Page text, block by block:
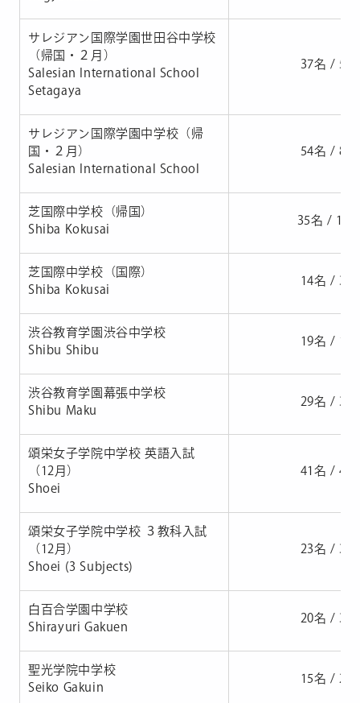
サレジアン国際学園世田谷中学校
（帰国・２月）
Salesian International School
Setagaya
37名 / 56
サレジアン国際学園中学校（帰
国・２月）
Salesian International School
54名 / 87
芝国際中学校（帰国）
Shiba Kokusai
35名 / 102
芝国際中学校（国際）
Shiba Kokusai
14名 / 39
渋谷教育学園渋谷中学校
Shibu Shibu
19名 / 19
渋谷教育学園幕張中学校
Shibu Maku
29名 / 34
頌栄女子学院中学校 英語入試
（12月）
Shoei
41名 / 48
頌栄女子学院中学校 ３教科入試
（12月）
Shoei (3 Subjects)
23名 / 37
白百合学園中学校
Shirayuri Gakuen
20名 / 39
聖光学院中学校
Seiko Gakuin
15名 / 29